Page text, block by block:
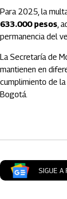
Para 2025, la
633.000 pesos,
permanencia del
La Secretaría de
mantienen en
cumplimiento de
Bogotá.
SIGUE A